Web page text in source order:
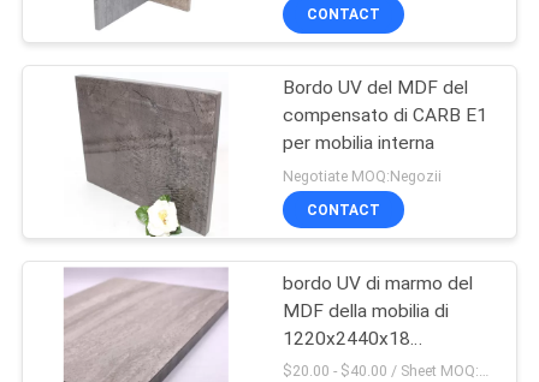
CONTATTICI
NOTIZIA
RICHIEDA
UNA
CITAZIONE
CONTACT
Bordo UV del MDF del
compensato di CARB E1
per mobilia interna
Negotiate MOQ:Negozii
CONTACT
bordo UV di marmo del
MDF della mobilia di
1220x2440x18
millimetro
$20.00 - $40.00 / Sheet MOQ:50 strato/strati